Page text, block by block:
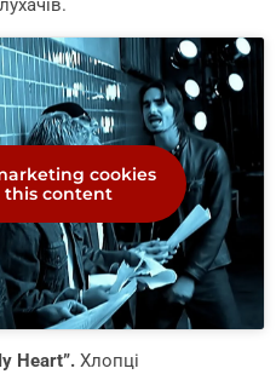
cookies
this content
Heart”. Хлопці